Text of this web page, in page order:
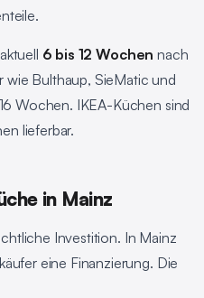
6 bis 12 Wochen nach
wie Bulthaup, SieMatic und
Wochen. IKEA-Küchen sind
lieferbar.
in Mainz
Investition. In Mainz
eine Finanzierung. Die